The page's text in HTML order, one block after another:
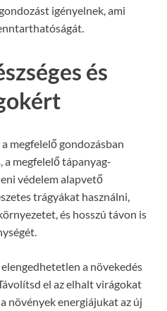
igényelnek, ami
és
megfelelő gondozásban
a megfelelő tápanyag-
védelem alapvető
trágyákat használni,
és hosszú távon is
a növekedés
el az elhalt virágokat
növények energiájukat az új